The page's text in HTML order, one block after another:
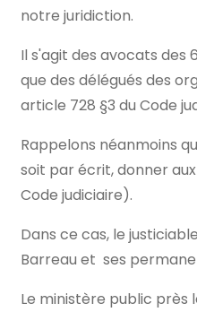
notre juridiction.
Il s'agit des avocats des
que des délégués des
article 728 §3 du Code
Rappelons néanmoins
soit par écrit, donner
Code judiciaire).
Dans ce cas, le
Barreau et ses
Le ministère public près